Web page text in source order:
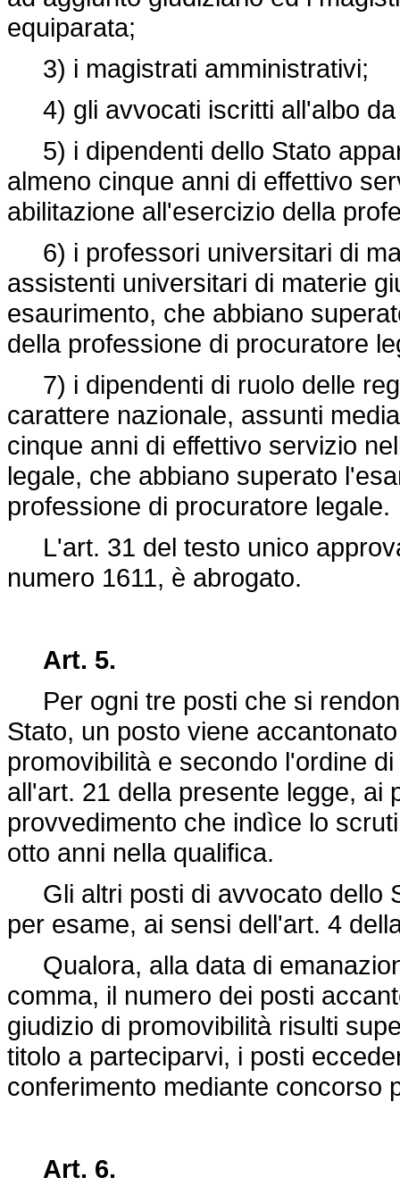
equiparata;
3) i magistrati amministrativi;
4) gli avvocati iscritti all'albo da
5) i dipendenti dello Stato
almeno cinque anni di effettivo
abilitazione all'esercizio della
6) i professori universitari di
assistenti universitari di materie
esaurimento, che abbiano
della professione di procuratore
7) i dipendenti di ruolo delle
carattere nazionale, assunti
cinque anni di effettivo servizio
legale, che abbiano superato
professione di procuratore legale.
L'art. 31 del testo unico
numero 1611, è abrogato.
Art. 5.
Per ogni tre posti che si
Stato, un posto viene
promovibilità e secondo l'ordine
all'art. 21 della presente legge, ai
provvedimento che indìce lo
otto anni nella qualifica.
Gli altri posti di avvocato dello
per esame, ai sensi dell'art. 4
Qualora, alla data di
comma, il numero dei posti
giudizio di promovibilità risulti
titolo a parteciparvi, i posti
conferimento mediante concorso
Art. 6.